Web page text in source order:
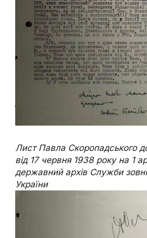
Лист Павла Скоропадського
від 17 червня 1938 року на 1
державний архів Служби
України